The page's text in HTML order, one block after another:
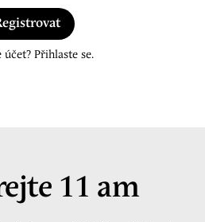
účet? Přihlaste se.
11 am